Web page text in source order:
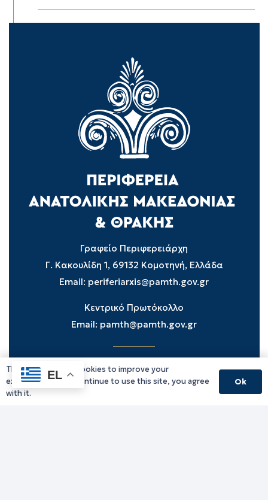
Γραφείο Περιφερειάρχη
Γ. Κακουλίδη 1, 69132 Κομοτηνή, Ελλάδα
Email: periferiarxis@pamth.gov.gr
Κεντρικό Πρωτόκολλο
Email: pamth@pamth.gov.gr
Υπηρεσίες Δράμας
Υπηρεσίες Καβάλας
EL
This website uses cookies to improve your
experience. If you continue to use this site, you agree
with it.
Ok